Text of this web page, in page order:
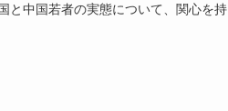
と中国若者の実態について、関心を持